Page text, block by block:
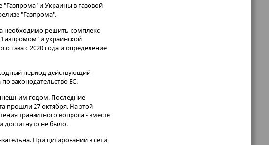
"Газпрома" и Украины в газовой
"Газпрома".
необходимо решить комплекс
и украинской
газа с 2020 года и определение
период действующий
законодательство ЕС.
годом. Последние
прошли 27 октября. На этой
транзитного вопроса - вместе
достигнуто не было.
При цитировании в сети